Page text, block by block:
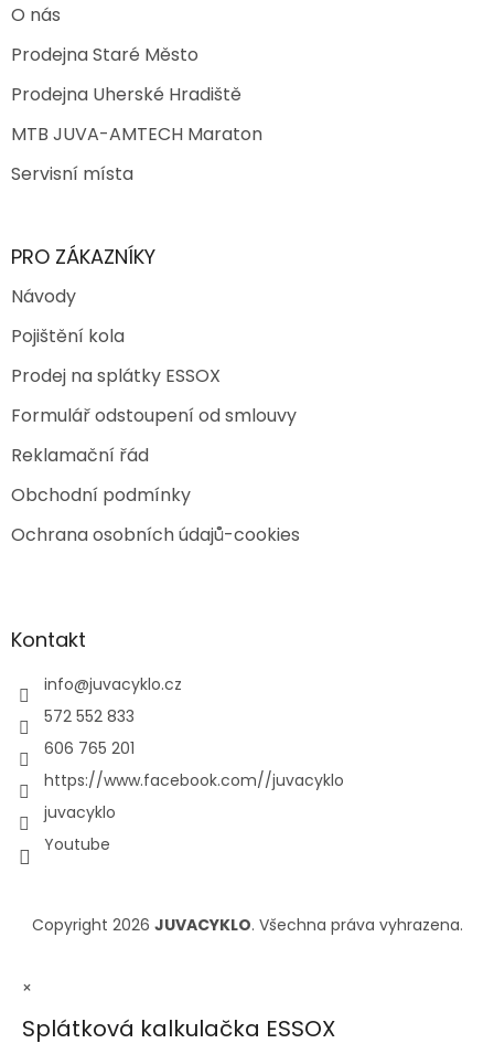
O nás
Prodejna Staré Město
Prodejna Uherské Hradiště
MTB JUVA-AMTECH Maraton
Servisní místa
PRO ZÁKAZNÍKY
Návody
Pojištění kola
Prodej na splátky ESSOX
Formulář odstoupení od smlouvy
Reklamační řád
Obchodní podmínky
Ochrana osobních údajů-cookies
Kontakt
info@juvacyklo.cz
572 552 833
606 765 201
https://www.facebook.com//juvacyklo
juvacyklo
Youtube
Copyright 2026 JUVACYKLO. Všechna práva vyhrazena.
×
Splátková kalkulačka ESSOX